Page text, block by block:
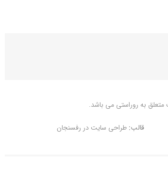
به روراستی می باشد.
قالب: طراحی سایت در رفسنجان